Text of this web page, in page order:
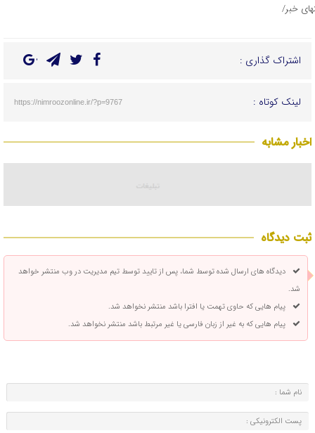
خبر/
اشتراک گذاری :
لینک کوتاه : https://nimroozonline.ir/?p=9767
اخبار مشابه
ثبت دیدگاه
دیدگاه های ارسال شده توسط شما، پس از تایید توسط تیم مدیریت در وب منتشر خواهد
شد.
پیام هایی که حاوی تهمت یا افترا باشد منتشر نخواهد شد.
پیام هایی که به غیر از زبان فارسی یا غیر مرتبط باشد منتشر نخواهد شد.